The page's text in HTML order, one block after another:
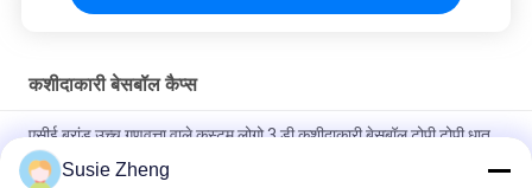
कशीदाकारी बेसबॉल कैप्स
एसीई ब्रांड उच्च गुणवत्ता वाले कस्टम लोगो 3 डी कशीदाकारी बेसबॉल टोपी टोपी धातु
बकसुआ के साथ
Susie Zheng